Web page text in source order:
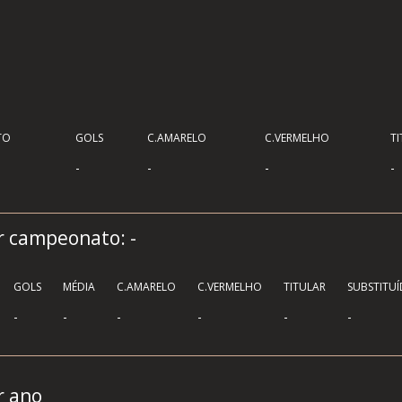
GOLS C.AMARELO C.VERMELHO
- - - -
campeonato: -
GOLS MÉDIA C.AMARELO C.VERMELHO TITULAR
- - - - - -
ano